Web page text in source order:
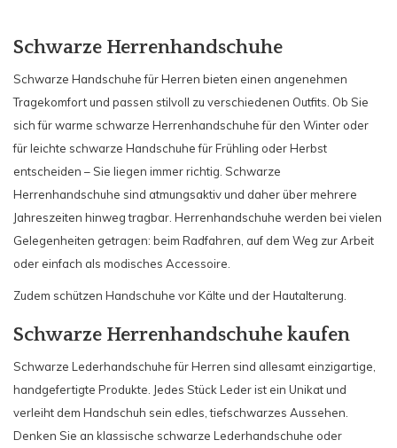
Schwarze Herrenhandschuhe
Schwarze Handschuhe für Herren bieten einen angenehmen
Tragekomfort und passen stilvoll zu verschiedenen Outfits. Ob Sie
sich für warme schwarze Herrenhandschuhe für den Winter oder
für leichte schwarze Handschuhe für Frühling oder Herbst
entscheiden – Sie liegen immer richtig. Schwarze
Herrenhandschuhe sind atmungsaktiv und daher über mehrere
Jahreszeiten hinweg tragbar. Herrenhandschuhe werden bei vielen
Gelegenheiten getragen: beim Radfahren, auf dem Weg zur Arbeit
oder einfach als modisches Accessoire.
Zudem schützen Handschuhe vor Kälte und der Hautalterung.
Schwarze Herrenhandschuhe kaufen
Schwarze Lederhandschuhe für Herren sind allesamt einzigartige,
handgefertigte Produkte. Jedes Stück Leder ist ein Unikat und
verleiht dem Handschuh sein edles, tiefschwarzes Aussehen.
Denken Sie an klassische schwarze Lederhandschuhe oder